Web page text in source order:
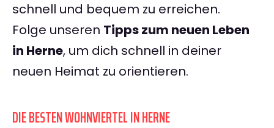
schnell und bequem zu erreichen.
Folge unseren Tipps zum neuen Leben
in Herne, um dich schnell in deiner
neuen Heimat zu orientieren.
DIE BESTEN WOHNVIERTEL IN HERNE